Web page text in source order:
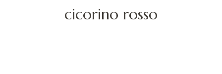
cicorino rosso